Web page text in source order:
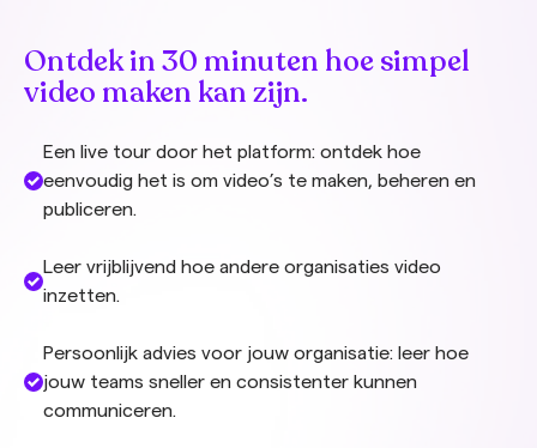
Ontdek in 30 minuten hoe simpel
video maken kan zijn.
Een live tour door het platform: ontdek hoe
eenvoudig het is om video’s te maken, beheren en
publiceren.
Leer vrijblijvend hoe andere organisaties video
inzetten.
Persoonlijk advies voor jouw organisatie: leer hoe
jouw teams sneller en consistenter kunnen
communiceren.